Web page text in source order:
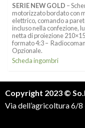
SERIE NEW GOLD –
motorizzato bordato con
elettrico, comando a
incluso nella confezione,
netta di proiezione
formato 4:3 –
Opzionale.
Scheda ingombri
Copyright 2023 ©
Via dell’agricoltura 6/